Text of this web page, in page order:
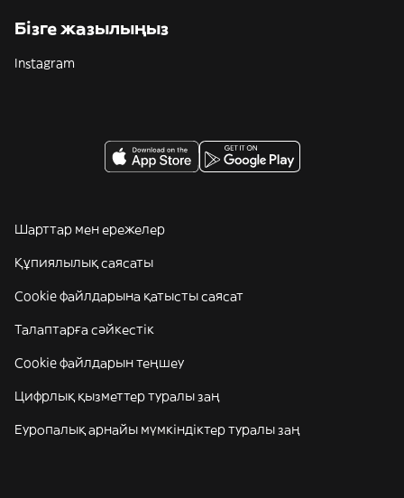
Бізге жазылыңыз
Instagram
Шарттар мен ережелер
Құпиялылық саясаты
Cookie файлдарына қатысты саясат
Талаптарға сәйкестік
Cookie файлдарын теңшеу
Цифрлық қызметтер туралы заң
Еуропалық арнайы мүмкіндіктер туралы заң